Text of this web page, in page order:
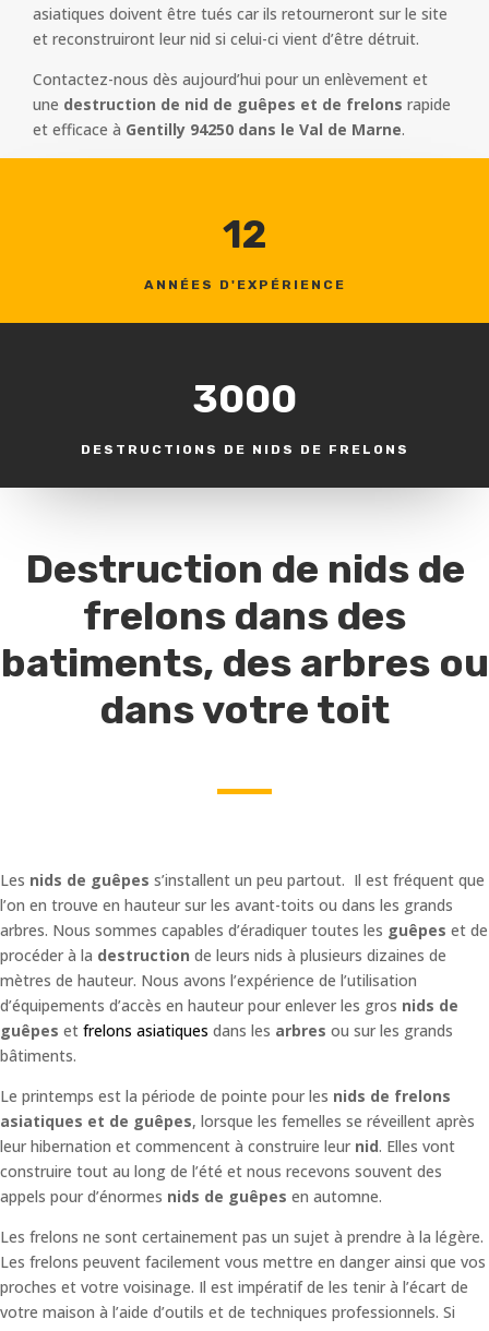
asiatiques doivent être tués car ils retourneront sur le site
et reconstruiront leur nid si celui-ci vient d’être détruit.
Contactez-nous dès aujourd’hui pour un enlèvement et
une destruction de nid de guêpes et de frelons rapide
et efficace à Gentilly 94250 dans le Val de Marne.
12
ANNÉES D'EXPÉRIENCE
3000
DESTRUCTIONS DE NIDS DE FRELONS
Destruction de nids de
frelons dans des
batiments, des arbres ou
dans votre toit
Les nids de guêpes s’installent un peu partout. Il est fréquent que
l’on en trouve en hauteur sur les avant-toits ou dans les grands
arbres. Nous sommes capables d’éradiquer toutes les guêpes et de
procéder à la destruction de leurs nids à plusieurs dizaines de
mètres de hauteur. Nous avons l’expérience de l’utilisation
d’équipements d’accès en hauteur pour enlever les gros nids de
guêpes et frelons asiatiques dans les arbres ou sur les grands
bâtiments.
Le printemps est la période de pointe pour les nids de frelons
asiatiques et de guêpes, lorsque les femelles se réveillent après
leur hibernation et commencent à construire leur nid. Elles vont
construire tout au long de l’été et nous recevons souvent des
appels pour d’énormes nids de guêpes en automne.
Les frelons ne sont certainement pas un sujet à prendre à la légère.
Les frelons peuvent facilement vous mettre en danger ainsi que vos
proches et votre voisinage. Il est impératif de les tenir à l’écart de
votre maison à l’aide d’outils et de techniques professionnels. Si